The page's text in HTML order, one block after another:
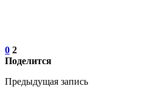
0 2
Поделится
Предыдущая запись